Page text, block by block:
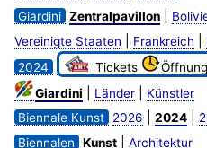
Giardini Zentralpavillon|
Vereinigte Staaten Frankreich
2024
Tickets
Giardini Länder|
Künstler
Biennale Kunst
2026 2024|
Biennalen
Kunst| Architektur